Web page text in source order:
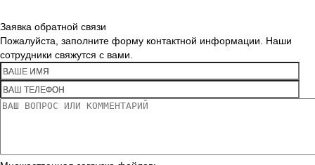
Заявка обратной связи
Пожалуйста, заполните форму контактной информации. Наши
сотрудники свяжутся с вами.